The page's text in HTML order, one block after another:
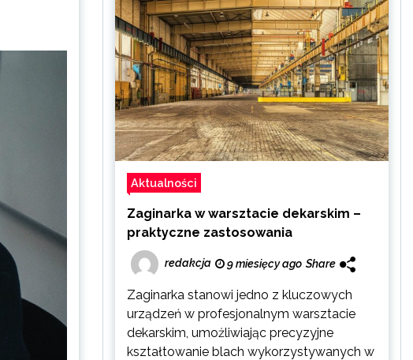
Aktualności
Zaginarka w warsztacie dekarskim –
praktyczne zastosowania
redakcja 9 miesięcy ago Share
Zaginarka stanowi jedno z kluczowych
urządzeń w profesjonalnym warsztacie
dekarskim, umożliwiając precyzyjne
kształtowanie blach wykorzystywanych w